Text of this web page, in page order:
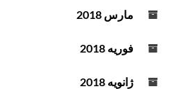
مارس 2018
فوریه 2018
ژانویه 2018